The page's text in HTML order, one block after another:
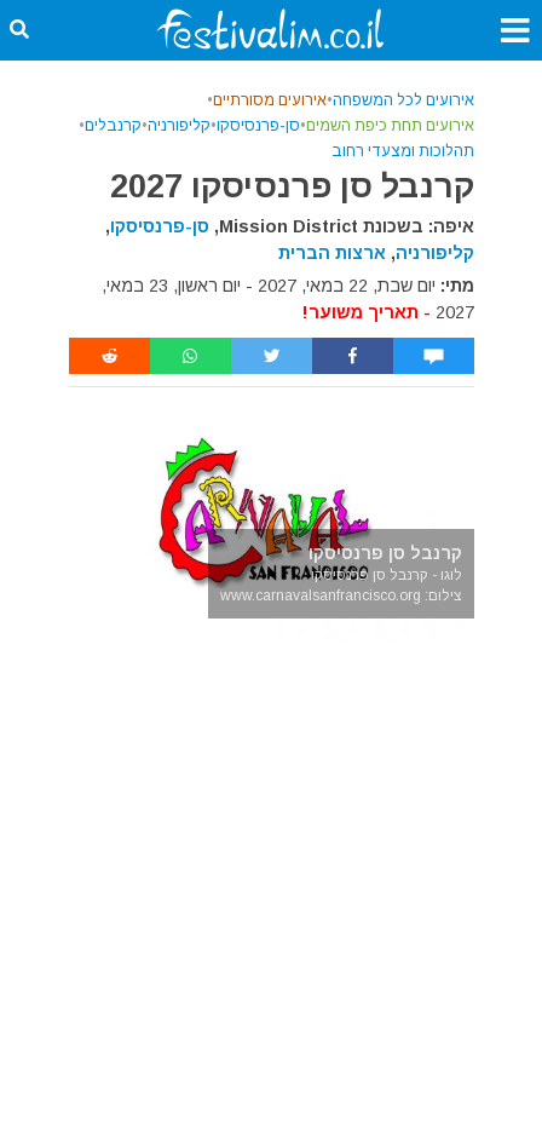
אירועים לכל המשפחה•אירועים מסורתיים•
אירועים תחת כיפת השמים•סן-פרנסיסקו•קליפורניה•קרנבלים•
תהלוכות ומצעדי רחוב
קרנבל סן פרנסיסקו 2027
איפה: בשכונת Mission District, סן-פרנסיסקו,
קליפורניה, ארצות הברית
מתי:
יום שבת, 22 במאי, 2027 - יום ראשון, 23 במאי,
2027 - תאריך משוער!
קרנבל סן פרנסיסקו
לוגו - קרנבל סן פרנסיסקו
צילום: www.carnavalsanfrancisco.org